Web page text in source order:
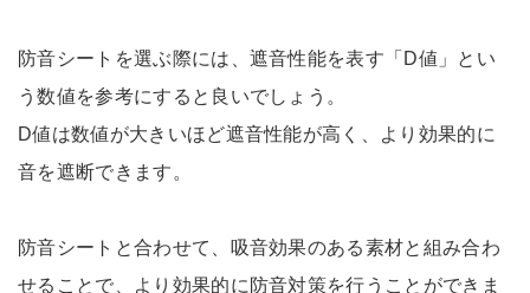
防音シートを選ぶ際には、遮音性能を表す「D値」とい
う数値を参考にすると良いでしょう。
D値は数値が大きいほど遮音性能が高く、より効果的に
音を遮断できます。
防音シートと合わせて、吸音効果のある素材と組み合わ
せることで、より効果的に防音対策を行うことができま